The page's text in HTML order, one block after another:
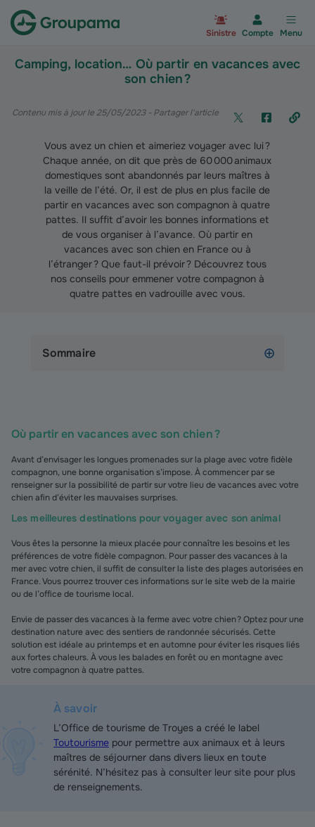
Sinistre Compte Menu
Camping, location… Où partir en vacances avec
son chien ?
Contenu mis à jour le 25/05/2023- Partager l'article
Vous avez un chien et aimeriez voyager avec lui ?
Chaque année, on dit que près de 60 000 animaux
domestiques sont abandonnés par leurs maîtres à
la veille de l’été. Or, il est de plus en plus facile de
partir en vacances avec son compagnon à quatre
pattes. Il suffit d’avoir les bonnes informations et
de vous organiser à l’avance. Où partir en
vacances avec son chien en France ou à
l’étranger ? Que faut-il prévoir ? Découvrez tous
nos conseils pour emmener votre compagnon à
quatre pattes en vadrouille avec vous.
Sommaire
Où partir en vacances avec son chien ?
Avant d’envisager les longues promenades sur la plage avec votre fidèle
compagnon, une bonne organisation s’impose. À commencer par se
renseigner sur la possibilité de partir sur votre lieu de vacances avec votre
chien afin d’éviter les mauvaises surprises.
Les meilleures destinations pour voyager avec son animal
Vous êtes la personne la mieux placée pour connaître les besoins et les
préférences de votre fidèle compagnon. Pour passer des vacances à la
mer avec votre chien, il suffit de consulter la liste des plages autorisées en
France. Vous pourrez trouver ces informations sur le site web de la mairie
ou de l’office de tourisme local.
Envie de passer des vacances à la ferme avec votre chien ? Optez pour une
destination nature avec des sentiers de randonnée sécurisés. Cette
solution est idéale au printemps et en automne pour éviter les risques liés
aux fortes chaleurs. À vous les balades en forêt ou en montagne avec
votre compagnon à quatre pattes.
À savoir
L’Office de tourisme de Troyes a créé le label
Toutourisme pour permettre aux animaux et à leurs
maîtres de séjourner dans divers lieux en toute
sérénité. N’hésitez pas à consulter leur site pour plus
de renseignements.